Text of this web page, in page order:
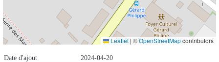
Date d'ajout
2024-04-20
Leaflet | ©OpenStreetMapcontributors